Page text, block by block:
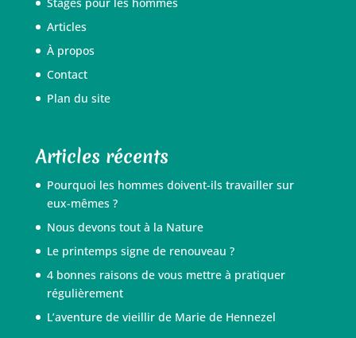
Articles
À propos
Contact
Plan du site
Articles récents
Pourquoi les hommes doivent-ils travailler sur
eux-mêmes ?
Nous devons tout à la Nature
Le printemps signe de renouveau ?
4 bonnes raisons de vous mettre à pratiquer
régulièrement
L’aventure de vieillir de Marie de Hennezel